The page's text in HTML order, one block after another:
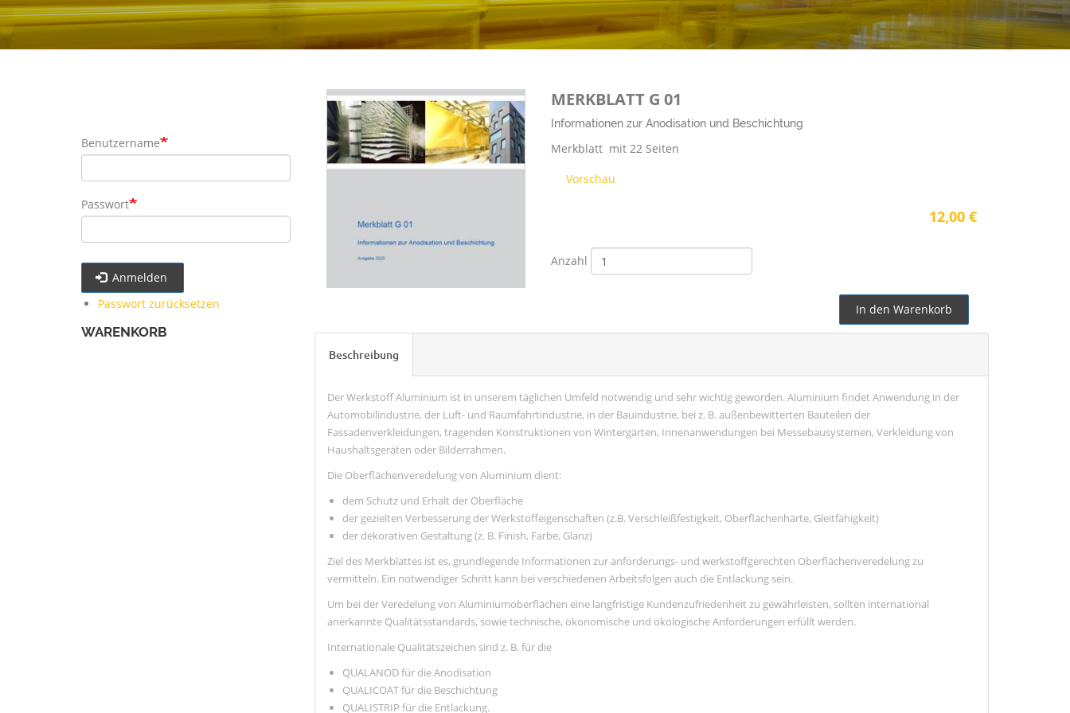
MERKBLATT G 01
Informationen zur Anodisation und Beschichtung
Merkblatt mit 22 Seiten
Vorschau
12,00 €
Anzahl
In den Warenkorb
Beschreibung
Der Werkstoff Aluminium ist in unserem täglichen Umfeld notwendig und sehr wichtig geworden. Aluminium findet Anwendung in der
Automobilindustrie, der Luft- und Raumfahrtindustrie, in der Bauindustrie, bei z. B. außenbewitterten Bauteilen der
Fassadenverkleidungen, tragenden Konstruktionen von Wintergärten, Innenanwendungen bei Messebausystemen, Verkleidung von
Haushaltsgeräten oder Bilderrahmen.
Die Oberflächenveredelung von Aluminium dient:
dem Schutz und Erhalt der Oberfläche
der gezielten Verbesserung der Werkstoffeigenschaften (z.B. Verschleißfestigkeit, Oberflächenhärte, Gleitfähigkeit)
der dekorativen Gestaltung (z. B. Finish, Farbe, Glanz)
Ziel des Merkblattes ist es, grundlegende Informationen zur anforderungs- und werkstoffgerechten Oberflächenveredelung zu
vermitteln. Ein notwendiger Schritt kann bei verschiedenen Arbeitsfolgen auch die Entlackung sein.
Um bei der Veredelung von Aluminiumoberflächen eine langfristige Kundenzufriedenheit zu gewährleisten, sollten international
anerkannte Qualitätsstandards, sowie technische, ökonomische und ökologische Anforderungen erfüllt werden.
Internationale Qualitätszeichen sind z. B. für die
QUALANOD für die Anodisation
QUALICOAT für die Beschichtung
QUALISTRIP für die Entlackung.
Benutzername
Passwort
Anmelden
Passwort zurücksetzen
WARENKORB